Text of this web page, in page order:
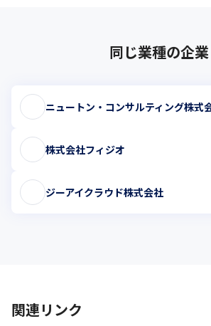
同じ業種の企業
ニュートン・コンサルティング株式
株式会社フィジオ
ジーアイクラウド株式会社
関連リンク